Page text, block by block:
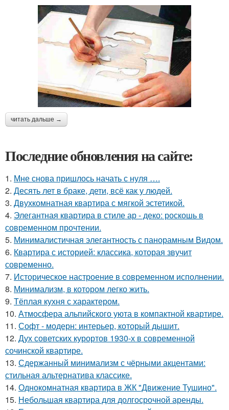
читать дальше →
Последние обновления на сайте:
1. Мне снова пришлось начать с нуля ….
2. Десять лет в браке, дети, всё как у людей.
3. Двухкомнатная квартира с мягкой эстетикой.
4. Элегантная квартира в стиле ар - деко: роскошь в
современном прочтении.
5. Минималистичная элегантность с панорамным Видом.
6. Квартира с историей: классика, которая звучит
современно.
7. Историческое настроение в современном исполнении.
8. Минимализм, в котором легко жить.
9. Тёплая кухня с характером.
10. Атмосфера альпийского уюта в компактной квартире.
11. Софт - модерн: интерьер, который дышит.
12. Дух советских курортов 1930-х в современной
сочинской квартире.
13. Сдержанный минимализм с чёрными акцентами:
стильная альтернатива классике.
14. Однокомнатная квартира в ЖК "Движение Тушино".
15. Небольшая квартира для долгосрочной аренды.